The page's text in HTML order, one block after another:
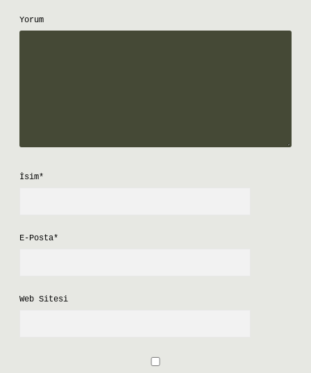
Yorum
İsim*
E-Posta*
Web Sitesi